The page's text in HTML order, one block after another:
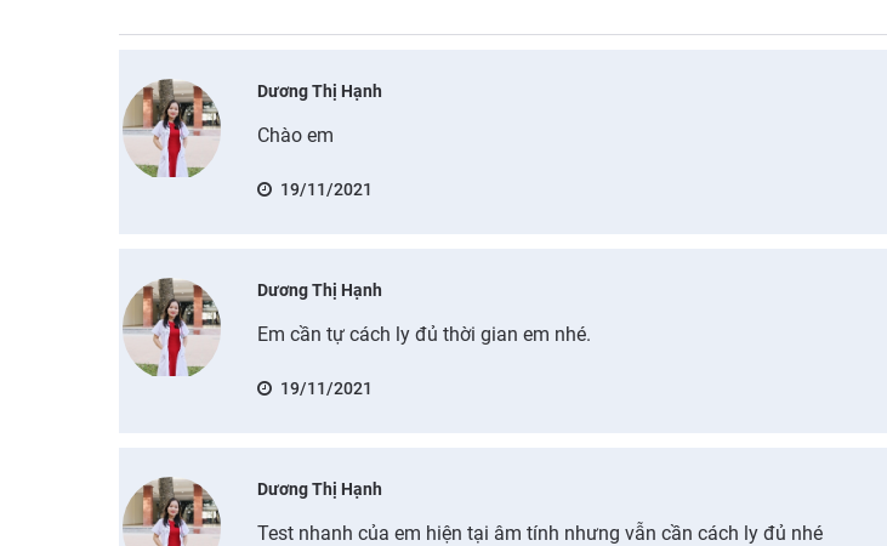
Dương Thị Hạnh
Chào em
19/11/2021
Dương Thị Hạnh
Em cần tự cách ly đủ thời gian em nhé.
19/11/2021
Dương Thị Hạnh
Test nhanh của em hiện tại âm tính nhưng vẫn cần cách ly đủ nhé